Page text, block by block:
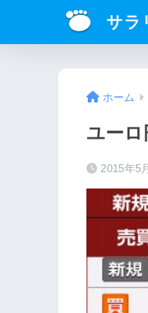
サラ
ホーム
ユーロ
2015年5